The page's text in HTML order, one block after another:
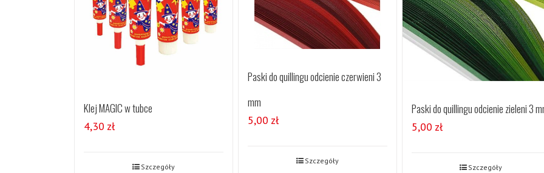
Klej MAGIC w tubce
4,30 zł
Szczegóły
Paski do quillingu odcienie czerwieni 3
mm
5,00 zł
Szczegóły
Paski do quillingu odcienie zieleni 3
5,00 zł
Szczegóły